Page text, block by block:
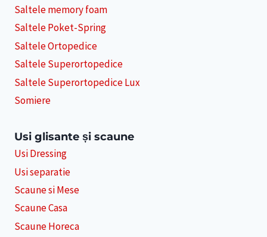
Saltele memory foam
Saltele Poket-Spring
Saltele Ortopedice
Saltele Superortopedice
Saltele Superortopedice Lux
Somiere
Usi glisante și scaune
Usi Dressing
Usi separatie
Scaune si Mese
Scaune Casa
Scaune Horeca